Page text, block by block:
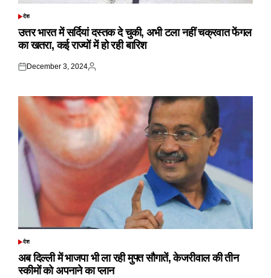
POSTED
देश
उत्तर भारत में सर्दियां दस्तक दे चुकी, अभी टला नहीं चक्रवात फेंगल
का खतरा, कई राज्यों में हो रही बारिश
Posted
December 3, 2024
Posted
POSTED
देश
अब दिल्ली में भाजपा भी ला रही मुफ्त सौगातें, केजरीवाल की तीन
स्कीमों को अपनाने का प्लान